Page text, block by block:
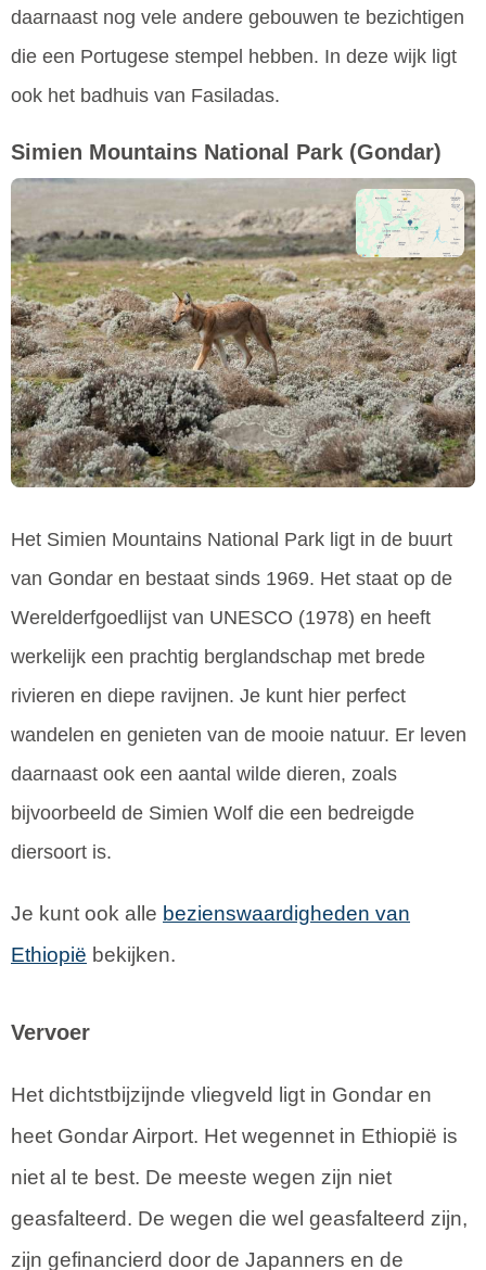
daarnaast nog vele andere gebouwen te bezichtigen
die een Portugese stempel hebben. In deze wijk ligt
ook het badhuis van Fasiladas.
Simien Mountains National Park (Gondar)
Het Simien Mountains National Park ligt in de buurt
van Gondar en bestaat sinds 1969. Het staat op de
Werelderfgoedlijst van UNESCO (1978) en heeft
werkelijk een prachtig berglandschap met brede
rivieren en diepe ravijnen. Je kunt hier perfect
wandelen en genieten van de mooie natuur. Er leven
daarnaast ook een aantal wilde dieren, zoals
bijvoorbeeld de Simien Wolf die een bedreigde
diersoort is.
Je kunt ook alle bezienswaardigheden van
Ethiopië bekijken.
Vervoer
Het dichtstbijzijnde vliegveld ligt in Gondar en
heet Gondar Airport. Het wegennet in Ethiopië is
niet al te best. De meeste wegen zijn niet
geasfalteerd. De wegen die wel geasfalteerd zijn,
zijn gefinancierd door de Japanners en de